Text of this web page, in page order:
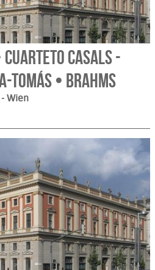
Casals -
Tomás • Brahms
- Wien